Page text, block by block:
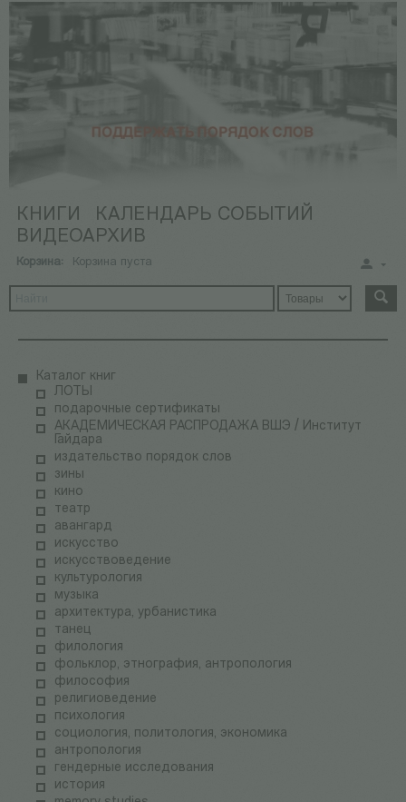
КНИГИ
КАЛЕНДАРЬ СОБЫТИЙ
ВИДЕОАРХИВ
Корзина: Корзина пуста
Каталог книг
ЛОТЫ
подарочные сертификаты
АКАДЕМИЧЕСКАЯ РАСПРОДАЖА ВШЭ / Институт
Гайдара
издательство порядок слов
зины
кино
театр
авангард
искусство
искусствоведение
культурология
музыка
архитектура, урбанистика
танец
филология
фольклор, этнография, антропология
философия
религиоведение
психология
социология, политология, экономика
антропология
гендерные исследования
история